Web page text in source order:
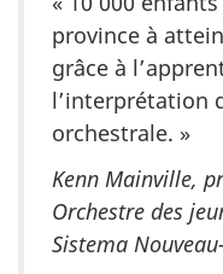
province à
grâce à
l’interprétation
orchestrale. »
Kenn Mainville,
Orchestre des
Sistema